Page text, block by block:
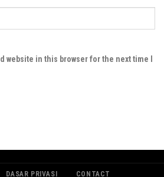
website in this browser for the next time I
DASAR PRIVASI CONTACT